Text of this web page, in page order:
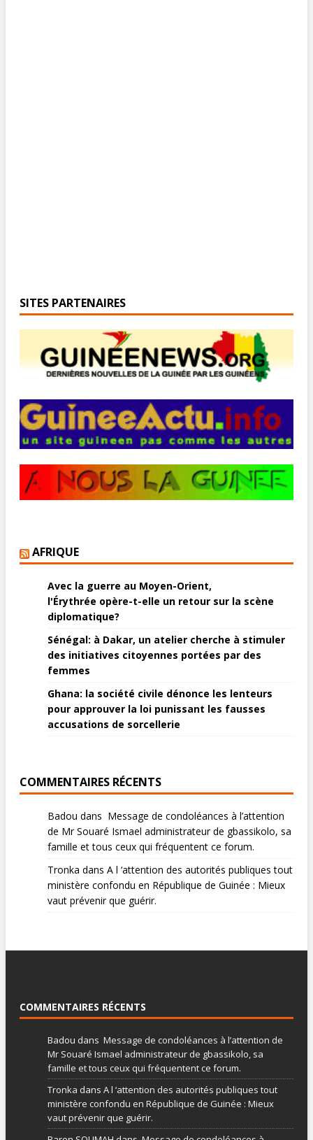
SITES PARTENAIRES
AFRIQUE
Avec la guerre au Moyen-Orient,
l'Érythrée opère-t-elle un retour sur la scène
diplomatique?
Sénégal: à Dakar, un atelier cherche à stimuler
des initiatives citoyennes portées par des
femmes
Ghana: la société civile dénonce les lenteurs
pour approuver la loi punissant les fausses
accusations de sorcellerie
COMMENTAIRES RÉCENTS
Badou dans Message de condoléances à l’attention
de Mr Souaré Ismael administrateur de gbassikolo, sa
famille et tous ceux qui fréquentent ce forum.
Tronka dans A l ‘attention des autorités publiques tout
ministère confondu en République de Guinée : Mieux
vaut prévenir que guérir.
COMMENTAIRES RÉCENTS
Badou dans Message de condoléances à l’attention de
Mr Souaré Ismael administrateur de gbassikolo, sa
famille et tous ceux qui fréquentent ce forum.
Tronka dans A l ‘attention des autorités publiques tout
ministère confondu en République de Guinée : Mieux
vaut prévenir que guérir.